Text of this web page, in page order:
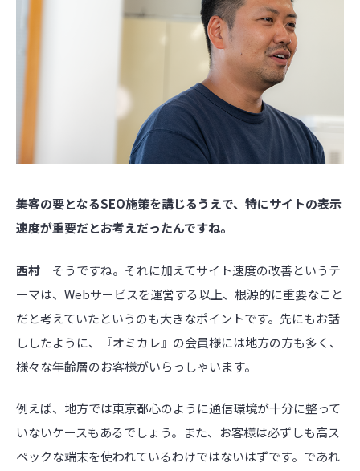
――集客の要となるSEO施策を講じるうえで、特にサイトの表示
速度が重要だとお考えだったんですね。
西村 そうですね。それに加えてサイト速度の改善というテ
ーマは、Webサービスを運営する以上、根源的に重要なこと
だと考えていたというのも大きなポイントです。先にもお話
ししたように、『オミカレ』の会員様には地方の方も多く、
様々な年齢層のお客様がいらっしゃいます。
例えば、地方では東京都心のように通信環境が十分に整って
いないケースもあるでしょう。また、お客様は必ずしも高ス
ペックな端末を使われているわけではないはずです。であれ